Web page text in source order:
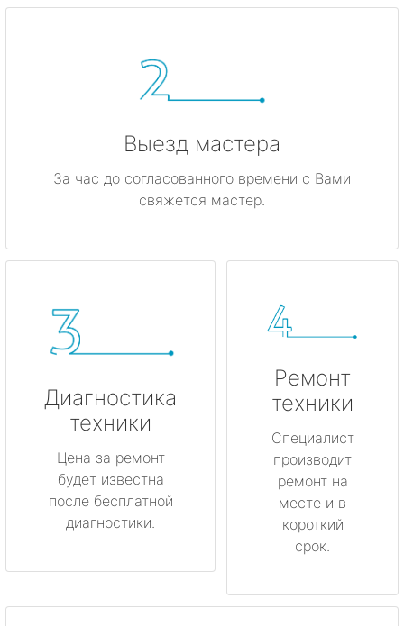
Выезд мастера
За час до согласованного времени с Вами
свяжется мастер.
Диагностика
техники
Цена за ремонт
будет известна
после бесплатной
диагностики.
Ремонт
техники
Специалист
производит
ремонт на
месте и в
короткий
срок.